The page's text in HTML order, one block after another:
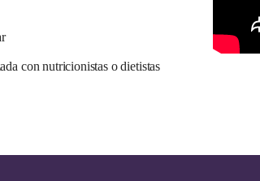
con nutricionistas o dietistas